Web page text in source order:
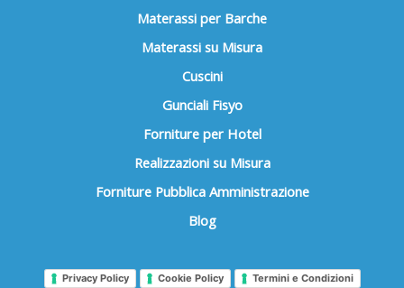
Materassi per Barche
Materassi su Misura
Cuscini
Gunciali Fisyo
Forniture per Hotel
Realizzazioni su Misura
Forniture Pubblica Amministrazione
Blog
Privacy Policy Cookie Policy Termini e Condizioni